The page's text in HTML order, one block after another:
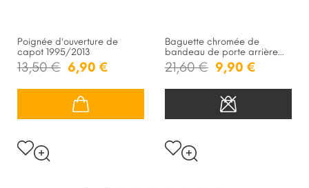
Poignée d'ouverture de
capot 1995/2013
13,50 € 6,90 €
Baguette chromée de
bandeau de porte arrière...
21,60 € 9,90 €